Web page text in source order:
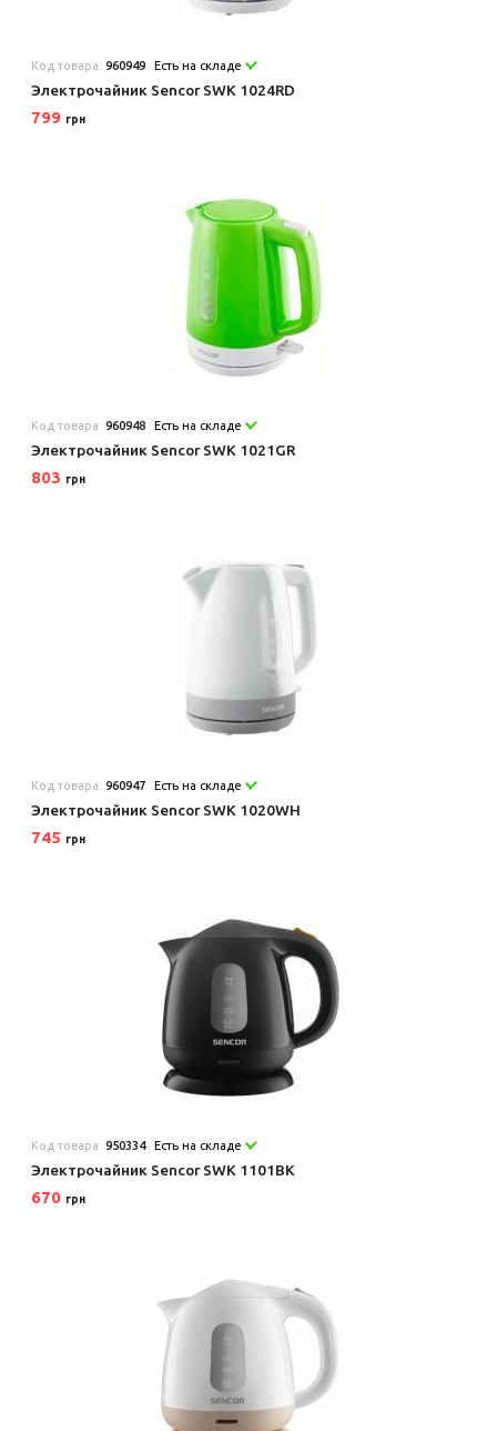
Код товара:960949 Есть на складе
Электрочайник Sencor SWK 1024RD
799 грн
Код товара:960948 Есть на складе
Электрочайник Sencor SWK 1021GR
803 грн
Код товара:960947 Есть на складе
Электрочайник Sencor SWK 1020WH
745 грн
Код товара:950334 Есть на складе
Электрочайник Sencor SWK 1101BK
670 грн